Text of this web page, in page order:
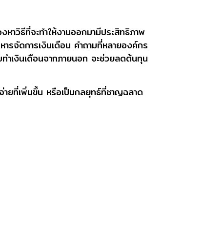
าวิธีที่จะทำให้งานออกมามีประสิทธิภาพ
รจัดการเงินเดือน คำถามที่หลายองค์กร
ำเงินเดือนจากภายนอก จะช่วยลดต้นทุน
ายที่เพิ่มขึ้น หรือเป็นกลยุทธ์ที่ชาญฉลาด